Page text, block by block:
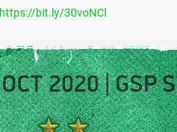
https://bit.ly/30voNCl